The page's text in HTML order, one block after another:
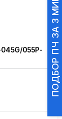
055P-
ПОДБОР ПЧ ЗА 3 МИНУТЫ